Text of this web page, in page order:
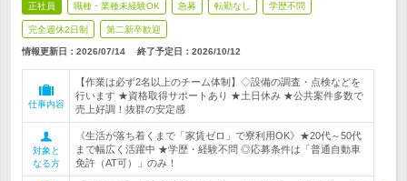
正社員 職種・業種未経験OK 急募 転勤なし 学歴不問
完全週休2日制 第二新卒歓迎
情報更新日：2026/07/14 終了予定日： 2026/10/12
仕事内容
【作業は必ず2名以上のチーム体制】◇設備の調査・点検などを
行います ★資格取得サポートあり ★土日休み ★公共案件多数で
売上好調！抜群の安定感
対象と
なる方
《生活が落ち着くまで「家賃ゼロ」で寮利用OK》★20代～50代
まで幅広く活躍中 ★学歴・経験不問 ◎応募条件は「普通自動車
免許（AT可）」のみ！